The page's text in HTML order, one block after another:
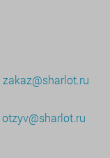
zakaz@sharlot.ru
otzyv@sharlot.ru